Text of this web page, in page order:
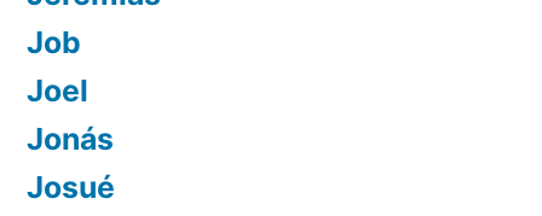
Job
Joel
Jonás
Josué